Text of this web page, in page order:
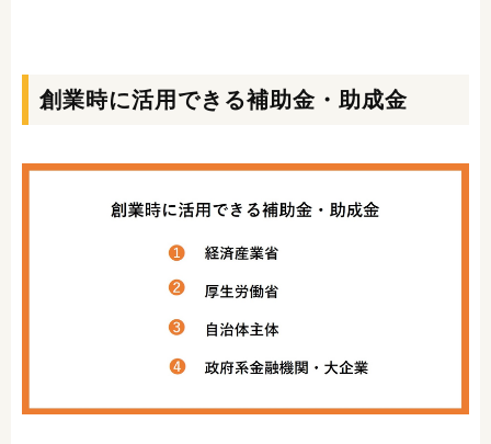
創業時に活用できる補助金・助成金